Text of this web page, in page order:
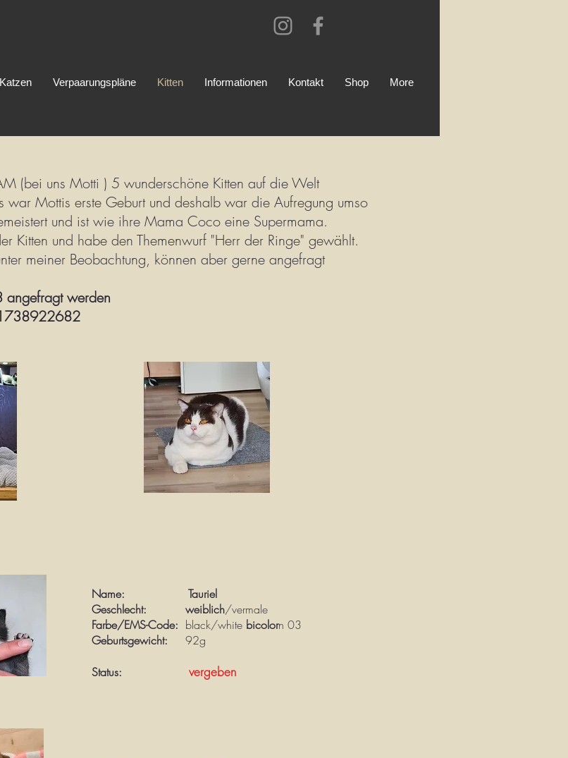
Katzen Verpaarungspläne Kitten Informationen Kontakt Shop More
(bei uns Motti ) 5 wunderschöne Kitten auf die Welt
Mottis erste Geburt und deshalb war die Aufregung umso
und ist wie ihre Mama Coco eine Supermama.
Kitten und habe den Themenwurf "Herr der Ringe" gewählt.
meiner Beobachtung, können aber gerne angefragt
angefragt werden
Name: Tauriel
Geschlecht: weiblich/vermale
Farbe/EMS-Code: black/white bicolorn 03
Geburtsgewicht: 92g
Status: vergeben